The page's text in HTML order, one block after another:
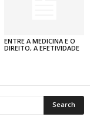
ENTRE A MEDICINA E O
DIREITO, A EFETIVIDADE